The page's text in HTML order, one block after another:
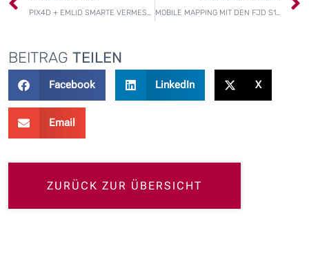
PIX4D + EMLID SMARTE VERMESSUNG UND DOKUMENTATION MIT DEM MOBILE SCANNING KIT MOBILE MAPPING MIT DEN FJD S1 UND P1 HANDHELD-LASERSCANNERN
BEITRAG TEILEN
Facebook LinkedIn X
Email
ZURÜCK ZUR ÜBERSICHT